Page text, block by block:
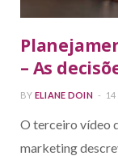
– As
BY ELIANE DOIN 14
O terceiro vídeo
marketing